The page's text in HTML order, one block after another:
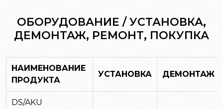
ОБОРУДОВАНИЕ / УСТАНОВКА,
ДЕМОНТАЖ, РЕМОНТ, ПОКУПКА
НАИМЕНОВАНИЕ
ПРОДУКТА
УСТАНОВКА ДЕМОНТАЖ
DS/AKU